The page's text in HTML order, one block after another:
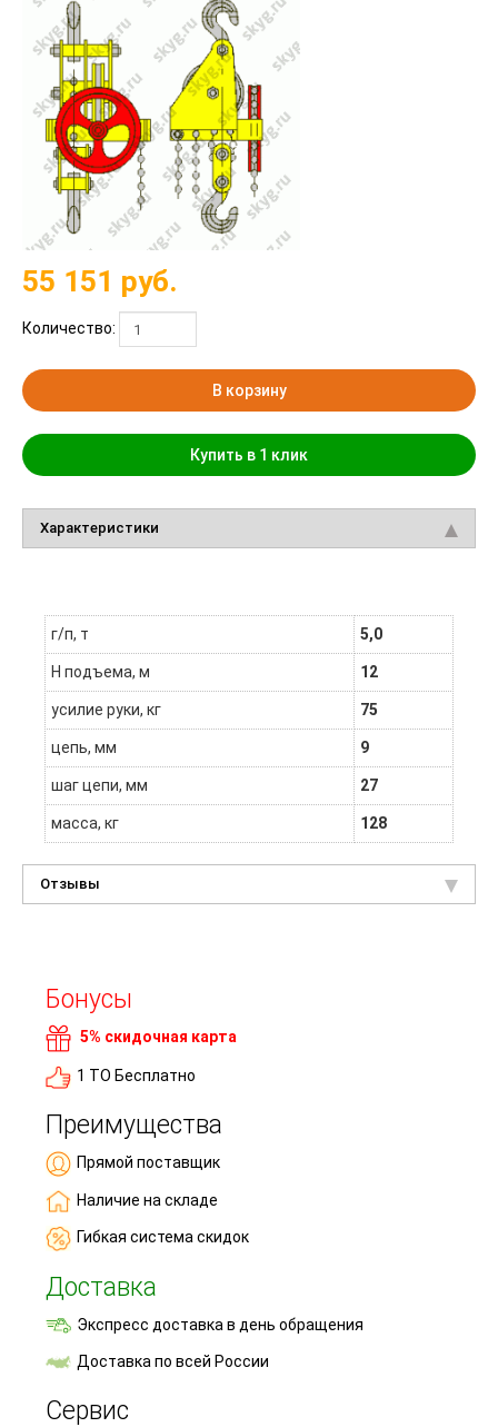
55 151 руб.
Количество:
В корзину
Купить в 1 клик
Характеристики
г/п, т 5,0
H подъема, м 12
усилие руки, кг 75
цепь, мм 9
шаг цепи, мм 27
масса, кг 128
Отзывы
Бонусы
5% скидочная карта
1 ТО Бесплатно
Преимущества
Прямой поставщик
Наличие на складе
Гибкая система скидок
Доставка
Экспресс доставка в день обращения
Доставка по всей России
Сервис